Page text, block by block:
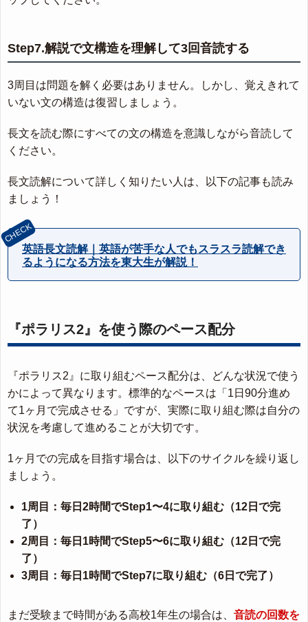
Step7.解説で文構造を理解して3回音読する
3周目は問題を解く必要はありません。しかし、覚えきれて
いない文の構造は復習しましょう。
長文を読む際にすべての文の構造を意識しながら音読して
ください。
長文読解について詳しく知りたい人は、以下の記事も読み
ましょう！
英語長文読解｜英語が苦手な人でもスラスラ読解でき
るようになる方法を東大生が解説！
『ポラリス2』を使う際のペース配分
『ポラリス2』に取り組むペース配分は、どんな状況で使う
かによって異なります。標準的なペースは「1日90分進め
て1ヶ月で完成させる」ですが、実際に取り組む際は自分の
状況を考慮して進めることが大切です。
1ヶ月での完成を目指す場合は、以下のサイクルを繰り返し
ましょう。
1周目：毎日2時間でStep1〜4に取り組む（12日で完
了）
2周目：毎日1時間でStep5〜6に取り組む（12日で完
了）
3周目：毎日1時間でStep7に取り組む（6日で完了）
まだ受験まで時間がある高校1年生の場合は、 音読の回数を